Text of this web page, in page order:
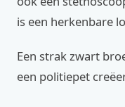
is een herkenbare
Een strak zwart
een politiepet